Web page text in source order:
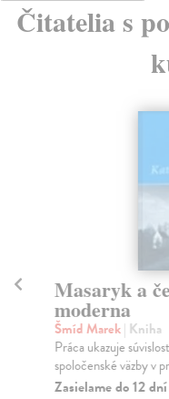
Čitatelia s
Masaryk a
moderna
Šmíd Marek| Kniha
Práca ukazuje
spoločenské väzby v
Zasielame do 12 dní